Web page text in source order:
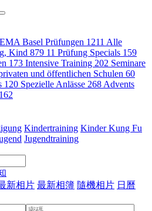
Basel Prüfungen 1211 Alle
Kind 879 11 Prüfung Specials 159
173 Intensive Training 202 Seminare
und öffentlichen Schulen 60
120 Spezielle Anlässe 268 Advents
162
Kindertraining Kinder Kung Fu
Jugendtraining
新相片 最新相簿 隨機相片 日曆